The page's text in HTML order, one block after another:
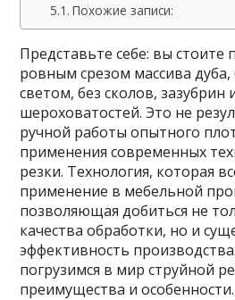
Похожие записи:
Представьте себе: вы стоите
ровным срезом массива
светом, без сколов, зазубрин
шероховатостей. Это не
ручной работы опытного
применения современных
резки. Технология, которая
применение в мебельной
позволяющая добиться не
качества обработки, но и
эффективность
погрузимся в мир струйной
преимущества и особенности.